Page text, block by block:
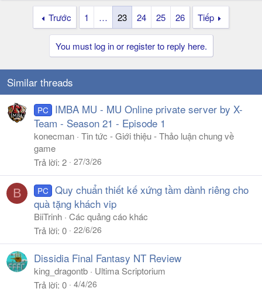
Trước 1 … 23 24 25 26 Tiếp
You must log in or register to reply here.
Similar threads
PC
IMBA MU - MU Online private server by X-
Team - Season 21 - Episode 1
konecman Tin tức - Giới thiệu - Thảo luận chung về
game
Trả lời 2 27/3/26
B PC Quy chuẩn thiết kế xứng tầm dành riêng cho
quà tặng khách vip
BiiTrinh Các quảng cáo khác
Trả lời 0 22/6/26
Dissidia Final Fantasy NT Review
king_dragontb
Ultima Scriptorium
Trả lời 0 4/4/26